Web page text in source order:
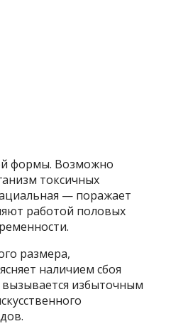
формы. Возможно
токсичных
— поражает
работой половых
размера,
наличием сбоя
избыточным